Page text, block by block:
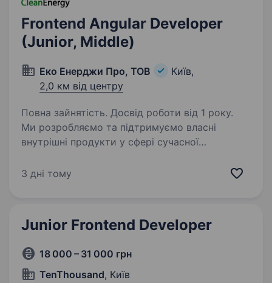
Frontend Angular Developer
(Junior, Middle)
Еко Енерджи Про, ТОВ
Київ,
2,0 км від центру
Повна зайнятість. Досвід роботи від 1 року.
Ми розробляємо та підтримуємо власні
внутрішні продукти у сфері сучасної
високонавантажені системи для моніторингу
3 дні тому
Junior Frontend Developer
18 000 – 31 000 грн
TenThousand, Київ